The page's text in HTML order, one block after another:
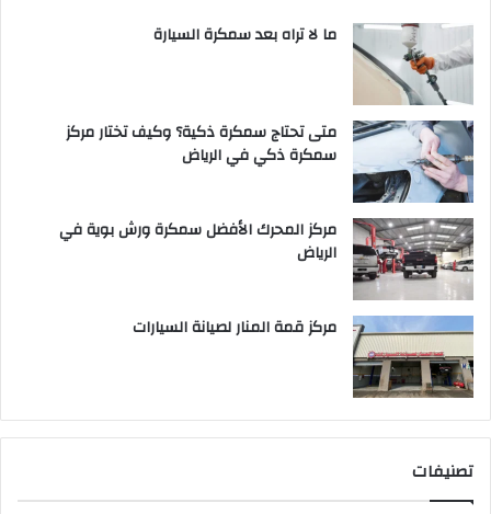
ما لا تراه بعد سمكرة السيارة
متى تحتاج سمكرة ذكية؟ وكيف تختار مركز
سمكرة ذكي في الرياض
مركز المحرك الأفضل سمكرة ورش بوية في
الرياض
مركز قمة المنار لصيانة السيارات
تصنيفات